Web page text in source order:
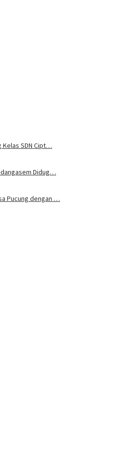
Kelas SDN Cipt…
Didug…
Pucung dengan …